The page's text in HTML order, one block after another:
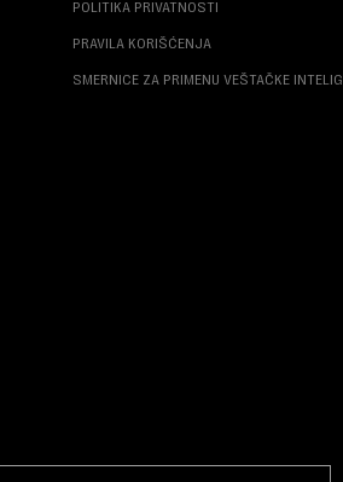
POLITIKA PRIVATNOSTI
PRAVILA KORIŠĆENJA
SMERNICE ZA PRIMENU VEŠTAČKE